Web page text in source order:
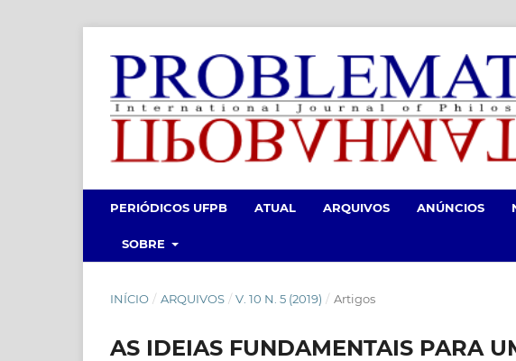
PERIÓDICOS UFPB ATUAL ARQUIVOS ANÚNCIOS
SOBRE
INÍCIO / ARQUIVOS / V. 10 N. 5 (2019) / Artigos
AS IDEIAS FUNDAMENTAIS PARA